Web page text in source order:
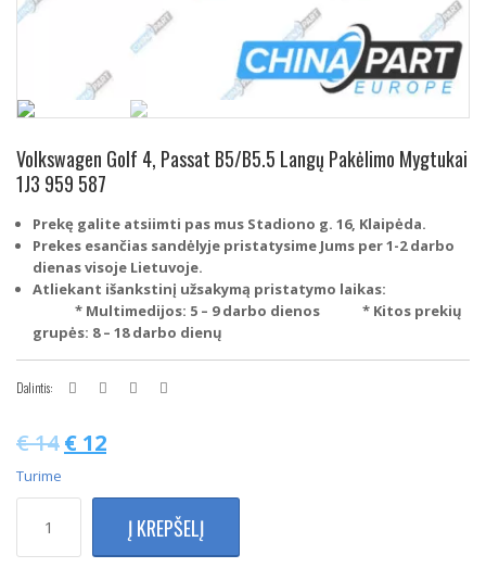
Volkswagen Golf 4, Passat B5/B5.5 Langų Pakėlimo Mygtukai
1J3 959 587
Prekę galite atsiimti pas mus Stadiono g. 16, Klaipėda.
Prekes esančias sandėlyje pristatysime Jums per 1-2 darbo
dienas visoje Lietuvoje.
Atliekant išankstinį užsakymą pristatymo laikas:
* Multimedijos: 5 – 9 darbo dienos * Kitos prekių
grupės: 8 – 18 darbo dienų
Dalintis:
€14 € 12
Turime
kiekis:
Volkswagen
Į KREPŠELĮ